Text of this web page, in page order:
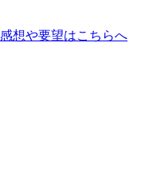
感想や要望はこちらへ